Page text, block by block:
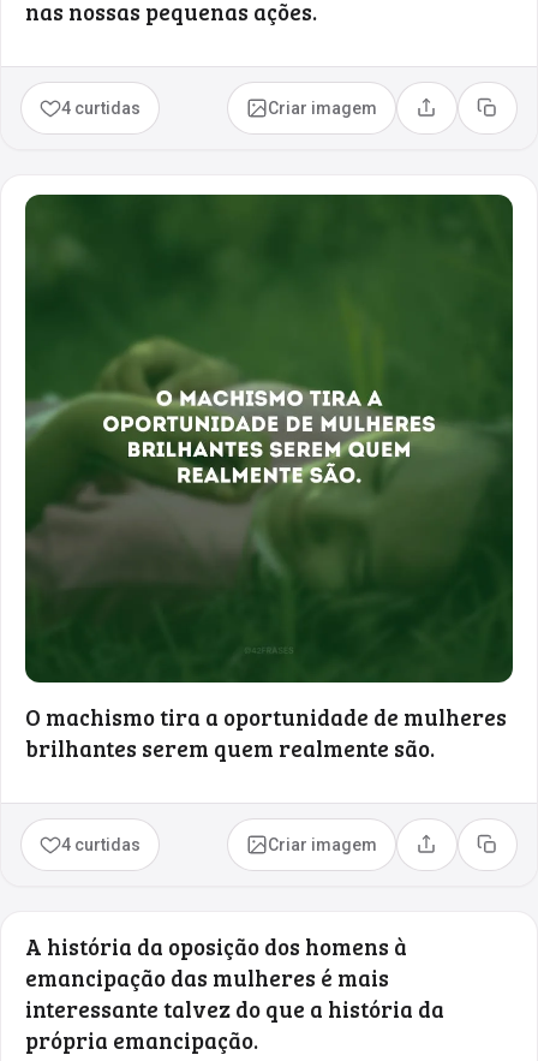
nas nossas pequenas ações.
4 curtidas Criar imagem Compartilhar
Copiar
O machismo tira a oportunidade de mulheres
brilhantes serem quem realmente são.
4 curtidas Criar imagem Compartilhar
Copiar
A história da oposição dos homens à
emancipação das mulheres é mais
interessante talvez do que a história da
própria emancipação.